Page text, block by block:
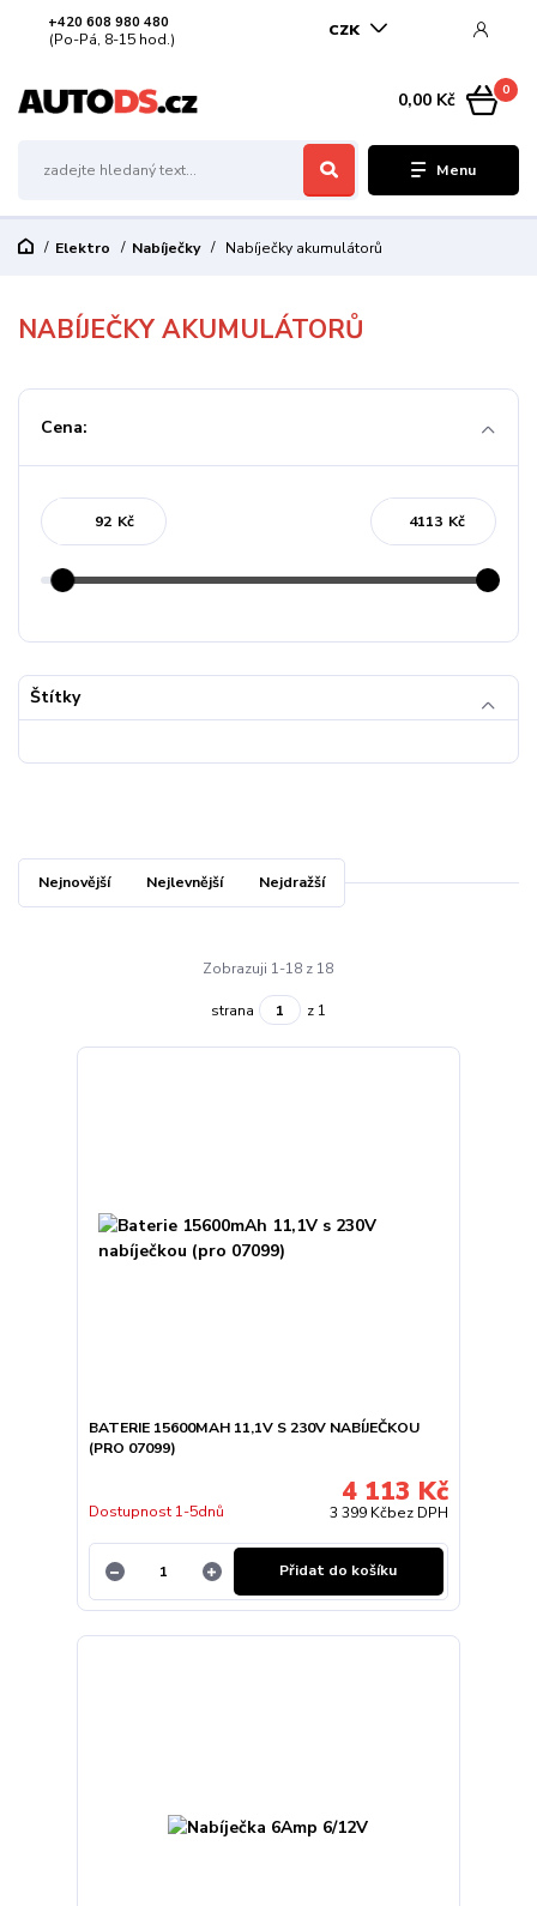
Menu
CZK
+420 608 980 480
(Po-Pá, 8-15 hod.)
0
0,00 Kč
Elektro Nabíječky Nabíječky akumulátorů
NABÍJEČKY AKUMULÁTORŮ
Cena:
Kč Kč
Štítky
Nejnovější Nejlevnější Nejdražší
Zobrazuji 1-18 z 18
strana z 1
BATERIE 15600MAH 11,1V S 230V NABÍJEČKOU
(PRO 07099)
4 113 Kč
3 399 Kčbez DPH
Dostupnost 1-5dnů
Přidat do košíku